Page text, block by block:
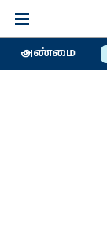
அண்மை